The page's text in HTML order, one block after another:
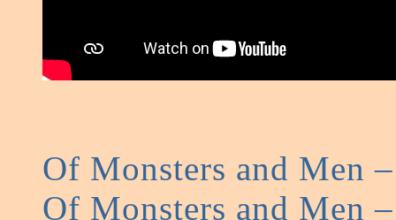
Of Monsters and Men
Of Monsters and Men